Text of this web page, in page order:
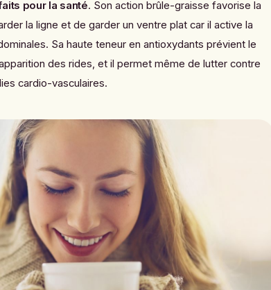
pour la santé. Son action brûle-graisse favorise la
la ligne et de garder un ventre plat car il active la
Sa haute teneur en antioxydants prévient le
des rides, et il permet même de lutter contre
cardio-vasculaires.